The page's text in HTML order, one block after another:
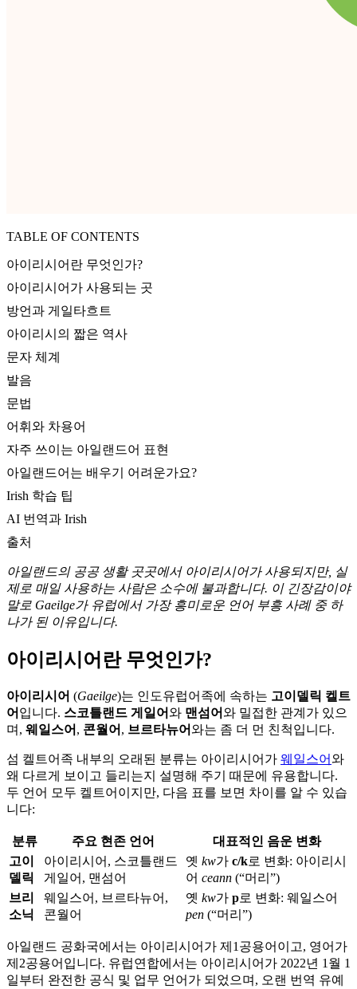
TABLE OF CONTENTS
아이리시어란 무엇인가?
아이리시어가 사용되는 곳
방언과 게일타흐트
아이리시의 짧은 역사
문자 체계
발음
문법
어휘와 차용어
자주 쓰이는 아일랜드어 표현
아일랜드어는 배우기 어려운가요?
Irish 학습 팁
AI 번역과 Irish
출처
아일랜드의 공공 생활 곳곳에서 아이리시어가 사용되지만, 실
제로 매일 사용하는 사람은 소수에 불과합니다. 이 긴장감이야
말로 Gaeilge가 유럽에서 가장 흥미로운 언어 부흥 사례 중 하
나가 된 이유입니다.
아이리시어란 무엇인가?
아이리시어 (Gaeilge)는 인도유럽어족에 속하는 고이델릭 켈트
어 입니다. 스코틀랜드 게일어와 맨섬어와 밀접한 관계가 있으
며, 웨일스어 , 콘월어 , 브르타뉴어와는 좀 더 먼 친척입니다.
섬 켈트어족 내부의 오래된 분류는 아이리시어가 웨일스어와
왜 다르게 보이고 들리는지 설명해 주기 때문에 유용합니다.
두 언어 모두 켈트어이지만, 다음 표를 보면 차이를 알 수 있습
니다:
분류 주요 현존 언어
대표적인 음운 변화
고이
델릭
아이리시어, 스코틀랜드
게일어, 맨섬어
옛 kw가 c/k로 변화: 아이리시
어 ceann (“머리”)
브리
소닉
웨일스어, 브르타뉴어,
콘월어
옛 kw가 p로 변화: 웨일스어
pen (“머리”)
아일랜드 공화국에서는 아이리시어가 제1공용어이고, 영어가
제2공용어입니다. 유럽연합에서는 아이리시어가 2022년 1월 1
일부터 완전한 공식 및 업무 언어가 되었으며, 오랜 번역 유예